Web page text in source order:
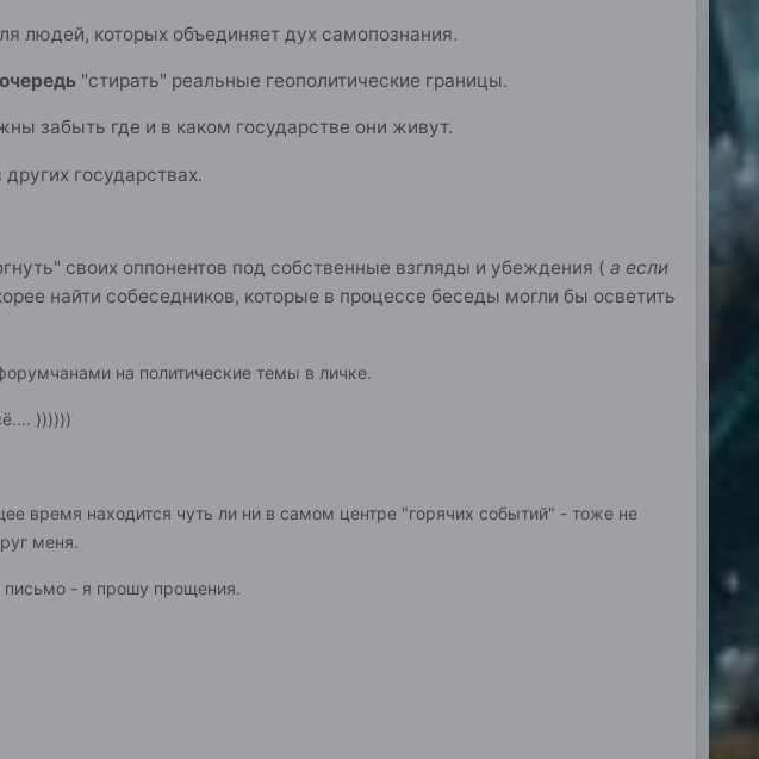
людей, которых объединяет дух самопознания.
"стирать" реальные геополитические границы.
забыть где и в каком государстве они живут.
государствах.
своих оппонентов под собственные взгляды и убеждения ( а если
найти собеседников, которые в процессе беседы могли бы осветить
на политические темы в личке.
))))))
время находится чуть ли ни в самом центре "горячих событий" - тоже не
меня.
письмо - я прошу прощения.